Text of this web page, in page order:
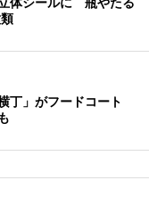
丁」がフードコート